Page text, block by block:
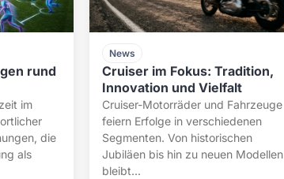
rund
im
die
als
News
Cruiser im Fokus: Tradition,
Innovation und Vielfalt
Cruiser-Motorräder und Fahrzeuge
feiern Erfolge in verschiedenen
Segmenten. Von historischen
Jubiläen bis hin zu neuen Modellen
bleibt...